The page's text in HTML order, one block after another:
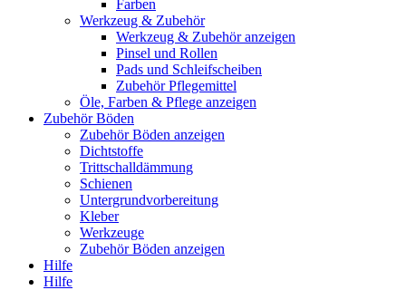
Farben
Werkzeug & Zubehör
Werkzeug & Zubehör anzeigen
Pinsel und Rollen
Pads und Schleifscheiben
Zubehör Pflegemittel
Öle, Farben & Pflege anzeigen
Zubehör Böden
Zubehör Böden anzeigen
Dichtstoffe
Trittschalldämmung
Schienen
Untergrundvorbereitung
Kleber
Werkzeuge
Zubehör Böden anzeigen
Hilfe
Hilfe